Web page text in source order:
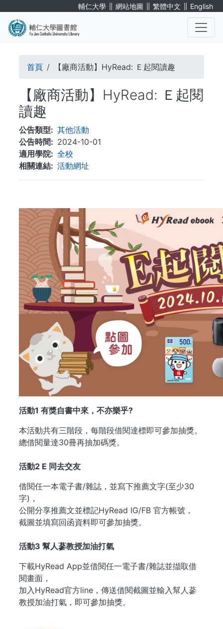
輔仁大學 ∥ 網站地圖 ∥ 繁體中文 ∥ English
導
航
連
結
首頁 【廠商活動】HyRead: Ｅ起閱讀趣
【廠商活動】HyRead: Ｅ起閱
讀趣
公告類型
其他活動
公告時間
2024-10-01
適用學院
全校
相關連結
活動網址
活動1 有獎自書中來，不亦樂乎?
本活動共有三階段，每階段借閱達標即可參加抽獎。
總借閱量達30冊再抽加碼獎。
活動2 E 同去交友
借閱任一本電子書/雜誌，並寫下推薦文字(至少30
字)，
公開分享推薦文並標記HyRead IG/FB 官方帳號，
截圖並填寫回函資料即可參加抽獎。
活動3 幫人蔘教授加油打氣
下載HyRead App並借閱任一電子書/雜誌並擷取借
閱畫面，
加入HyRead官方line，傳送借閱截圖並輸入幫人蔘
教授加油打氣，即可參加抽獎。